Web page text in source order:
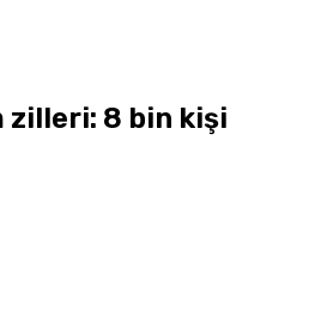
zilleri: 8 bin kişi